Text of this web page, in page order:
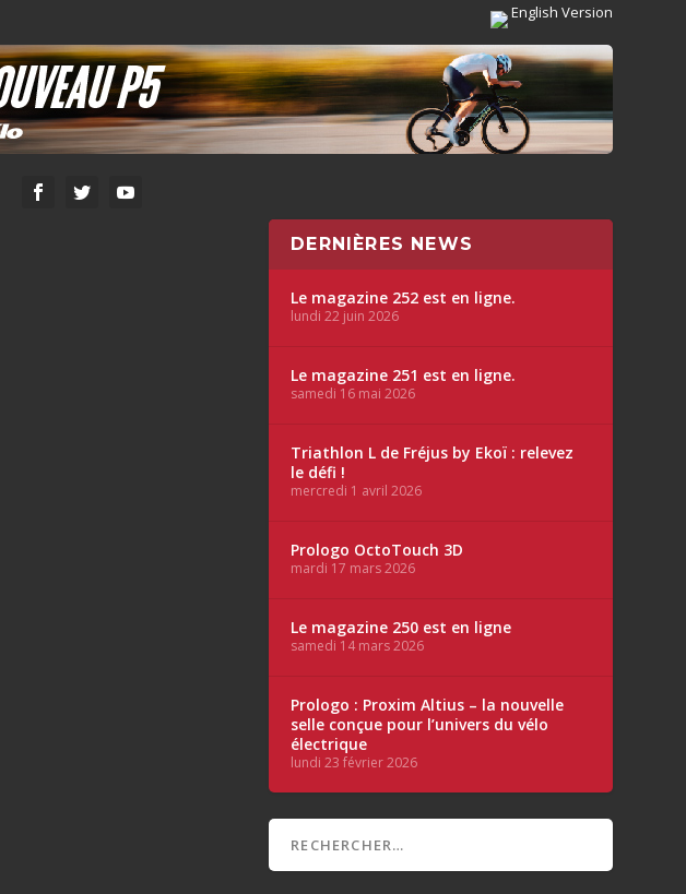
English Version
DERNIÈRES NEWS
Le magazine 252 est en ligne.
lundi 22 juin 2026
Le magazine 251 est en ligne.
samedi 16 mai 2026
Triathlon L de Fréjus by Ekoï : relevez
le défi !
mercredi 1 avril 2026
Prologo OctoTouch 3D
mardi 17 mars 2026
Le magazine 250 est en ligne
samedi 14 mars 2026
Prologo : Proxim Altius – la nouvelle
selle conçue pour l’univers du vélo
électrique
lundi 23 février 2026